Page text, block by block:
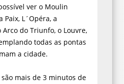
ver o Moulin
Paix, L´Opéra, a
Arco do Triunfo, o Louvre,
todas as pontas
a cidade.
mais de 3 minutos de